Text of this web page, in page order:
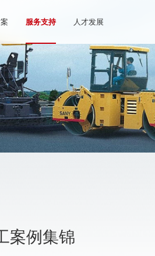
服务支持 人才发展
案例集锦